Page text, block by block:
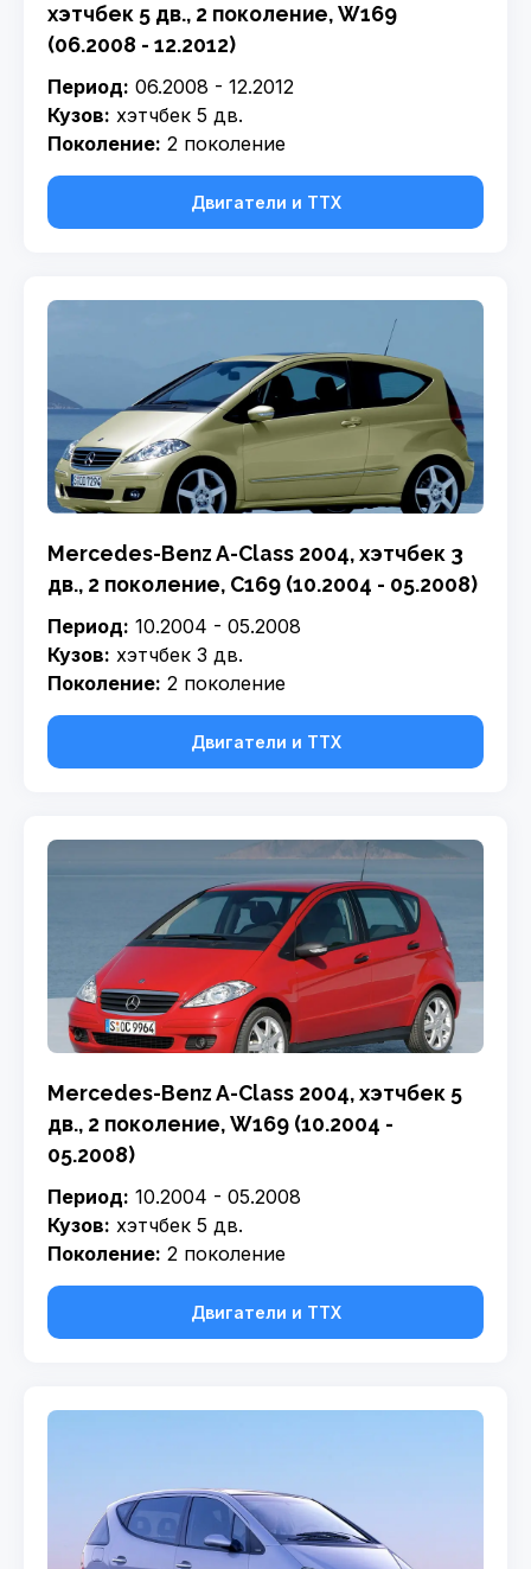
хэтчбек 5 дв., 2 поколение, W169
(06.2008 - 12.2012)
Период: 06.2008 - 12.2012
Кузов: хэтчбек 5 дв.
Поколение: 2 поколение
Двигатели и ТТХ
Mercedes-Benz A-Class 2004, хэтчбек 3
дв., 2 поколение, C169 (10.2004 - 05.2008)
Период: 10.2004 - 05.2008
Кузов: хэтчбек 3 дв.
Поколение: 2 поколение
Двигатели и ТТХ
Mercedes-Benz A-Class 2004, хэтчбек 5
дв., 2 поколение, W169 (10.2004 -
05.2008)
Период: 10.2004 - 05.2008
Кузов: хэтчбек 5 дв.
Поколение: 2 поколение
Двигатели и ТТХ